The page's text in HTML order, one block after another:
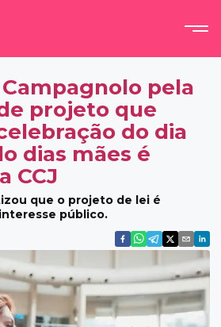
pela
projeto que
do dia
dias mães é
CCJ
que o projeto de lei é
público.